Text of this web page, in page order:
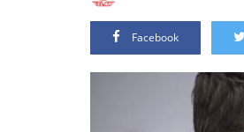
Facebook